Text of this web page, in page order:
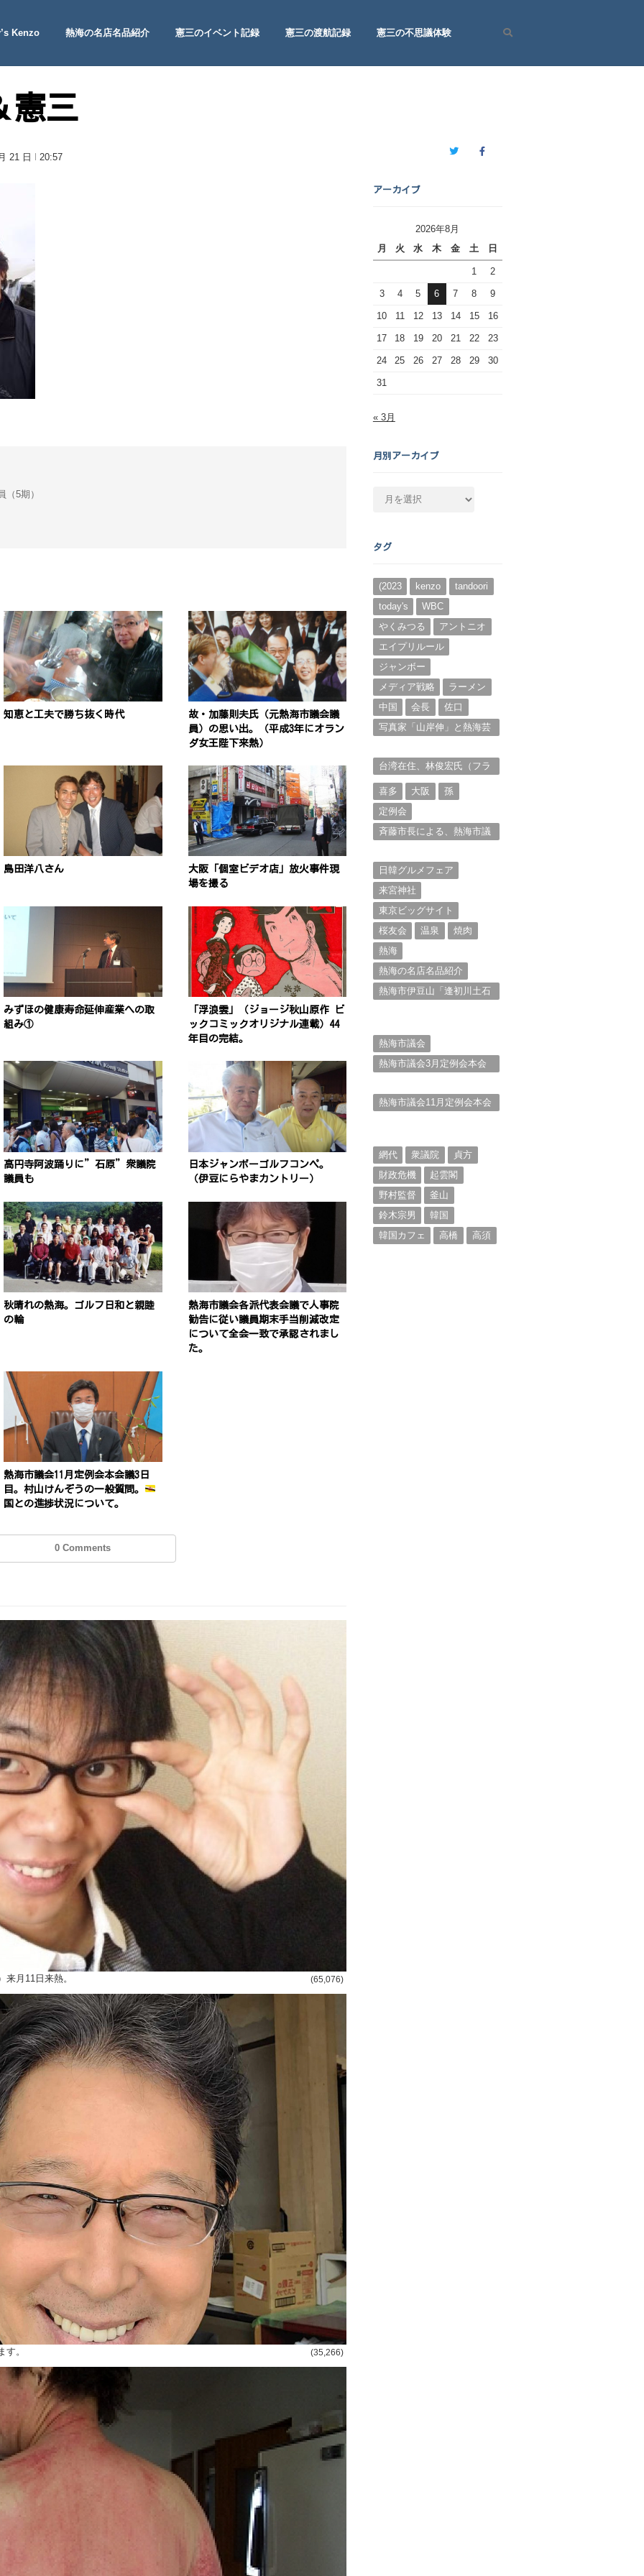
Site
Kenzo 熱海の名店名品紹介 憲三のイベント記録 憲三の渡航記録
憲三の不思議体験
憲三
21 日 20:57 TwitterFacebook
員（5期）
知恵と工夫で勝ち抜く時代
故・加藤則夫氏（元熱海市議会議
員）の思い出。（平成3年にオラン
ダ女王陛下来熱）
島田洋八さん
大阪「個室ビデオ店」放火事件現
場を撮る
みずほの健康寿命延伸産業への取
組み①
「浮浪雲」（ジョージ秋山原作 ビ
ックコミックオリジナル連載）44
年目の完結。
高円寺阿波踊りに”石原”衆議院
議員も
日本ジャンボーゴルフコンペ。
（伊豆にらやまカントリー）
秋晴れの熱海。ゴルフ日和と親睦
の輪
熱海市議会各派代表会議で人事院
勧告に従い議員期末手当削減改定
について全会一致で承認されまし
た。
熱海市議会11月定例会本会議3日
目。村山けんぞうの一般質問。
国との進捗状況について。
0 Comments
月11日来熱。 (65,076)
。 (35,266)
アーカイブ
2026年8月
月
火 水 木 金 土 日
1 2
3 4 5 6 7 8 9
10 11 12 13 14 15 16
17 18 19 20 21 22 23
24 25 26 27 28 29 30
31
« 3月
月別アーカイブ
カ
ブ
タグ
(2023 kenzo
tandoori
today's
WBC
やくみつる
アントニオ
エイプリルール
ジャンボー
メディア戦略
ラーメン
中国
会長
佐口
写真家「山岸伸」と熱海芸
台湾在住、林俊宏氏（フラ
喜多
大阪
孫
定例会
斉藤市長による、熱海市議
日韓グルメフェア
来宮神社
東京ビッグサイト
桜友会
温泉
焼肉
熱海
熱海の名店名品紹介
熱海市伊豆山「逢初川土石
熱海市議会
熱海市議会3月定例会本会
熱海市議会11月定例会本会
網代
衆議院
貞方
財政危機
起雲閣
野村監督
釜山
鈴木宗男
韓国
韓国カフェ
高橋 高須